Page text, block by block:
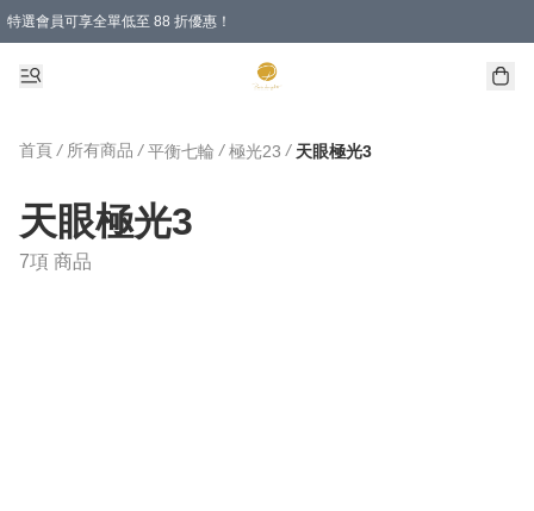
特選會員可享全單低至 88 折優惠！
首頁 / 所有商品 / 平衡七輪 / 極光23 / 天眼極光3
天眼極光3
7項 商品